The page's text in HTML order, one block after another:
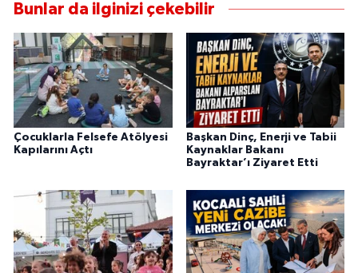
Bunlar da ilginizi çekebilir
Çocuklarla Felsefe Atölyesi
Kapılarını Açtı
Başkan Dinç, Enerji ve Tabii
Kaynaklar Bakanı
Bayraktar’ı Ziyaret Etti